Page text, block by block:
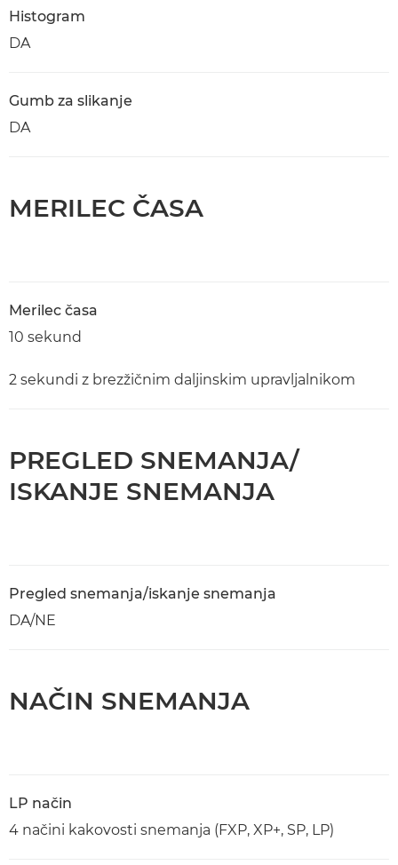
Histogram
DA
Gumb za slikanje
DA
MERILEC ČASA
Merilec časa
10 sekund
2 sekundi z brezžičnim daljinskim upravljalnikom
PREGLED SNEMANJA/
ISKANJE SNEMANJA
Pregled snemanja/iskanje snemanja
DA/NE
NAČIN SNEMANJA
LP način
4 načini kakovosti snemanja (FXP, XP+, SP, LP)